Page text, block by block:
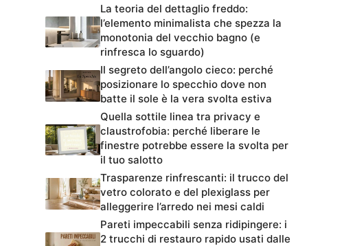
La teoria del dettaglio freddo:
l’elemento minimalista che spezza la
monotonia del vecchio bagno (e
rinfresca lo sguardo)
Il segreto dell’angolo cieco: perché
posizionare lo specchio dove non
batte il sole è la vera svolta estiva
Quella sottile linea tra privacy e
claustrofobia: perché liberare le
finestre potrebbe essere la svolta per
il tuo salotto
Trasparenze rinfrescanti: il trucco del
vetro colorato e del plexiglass per
alleggerire l’arredo nei mesi caldi
Pareti impeccabili senza ridipingere: i
2 trucchi di restauro rapido usati dalle